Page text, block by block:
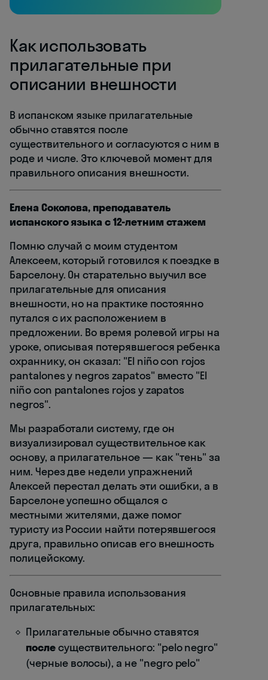
Как использовать
прилагательные при
описании внешности
В испанском языке прилагательные
обычно ставятся после
существительного и согласуются с ним в
роде и числе. Это ключевой момент для
правильного описания внешности.
Елена Соколова, преподаватель
испанского языка с 12-летним стажем
Помню случай с моим студентом
Алексеем, который готовился к поездке в
Барселону. Он старательно выучил все
прилагательные для описания
внешности, но на практике постоянно
путался с их расположением в
предложении. Во время ролевой игры на
уроке, описывая потерявшегося ребенка
охраннику, он сказал: "El niño con rojos
pantalones y negros zapatos" вместо "El
niño con pantalones rojos y zapatos
negros".
Мы разработали систему, где он
визуализировал существительное как
основу, а прилагательное — как "тень" за
ним. Через две недели упражнений
Алексей перестал делать эти ошибки, а в
Барселоне успешно общался с
местными жителями, даже помог
туристу из России найти потерявшегося
друга, правильно описав его внешность
полицейскому.
Основные правила использования
прилагательных:
Прилагательные обычно ставятся
послесуществительного: "pelo negro"
(черные волосы), а не "negro pelo"